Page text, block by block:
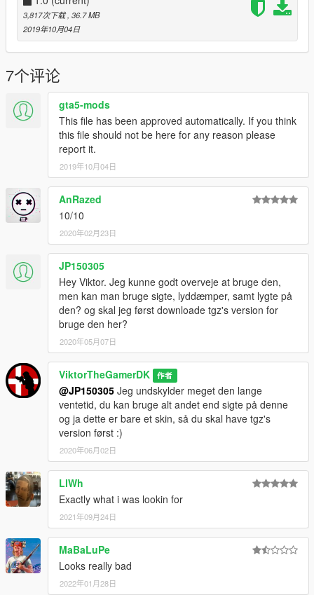
3,817次下载 , 36.7 MB
2019年10月04日
7个评论
gta5-mods
This file has been approved automatically. If you think
this file should not be here for any reason please
report it.
2019年10月04日
AnRazed
10/10
2020年02月23日
JP150305
Hey Viktor. Jeg kunne godt overveje at bruge den,
men kan man bruge sigte, lyddæmper, samt lygte på
den? og skal jeg først downloade tgz's version for
bruge den her?
2020年05月07日
ViktorTheGamerDK 作者
@JP150305 Jeg undskylder meget den lange
ventetid, du kan bruge alt andet end sigte på denne
og ja dette er bare et skin, så du skal have tgz's
version først :)
2020年06月02日
LlWh
Exactly what i was lookin for
2021年09月24日
MaBaLuPe
Looks really bad
2022年01月28日